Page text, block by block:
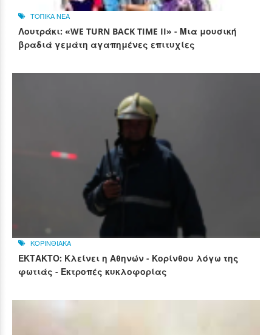
ΤΟΠΙΚΑ ΝΕΑ
Λουτράκι: «WE TURN BACK TIME II» - Μια μουσική
βραδιά γεμάτη αγαπημένες επιτυχίες
ΚΟΡΙΝΘΙΑΚΑ
ΕΚΤΑΚΤΟ: Κλείνει η Αθηνών - Κορίνθου λόγω της
φωτιάς - Εκτροπές κυκλοφορίας